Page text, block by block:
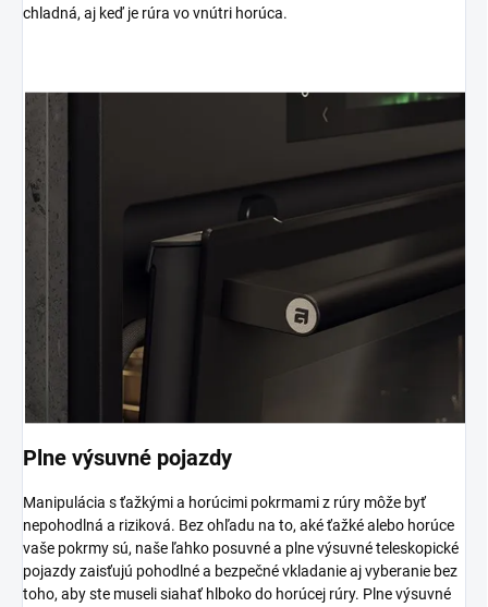
chladná, aj keď je rúra vo vnútri horúca.
Plne výsuvné pojazdy
Manipulácia s ťažkými a horúcimi pokrmami z rúry môže byť
nepohodlná a riziková. Bez ohľadu na to, aké ťažké alebo horúce
vaše pokrmy sú, naše ľahko posuvné a plne výsuvné teleskopické
pojazdy zaisťujú pohodlné a bezpečné vkladanie aj vyberanie bez
toho, aby ste museli siahať hlboko do horúcej rúry. Plne výsuvné